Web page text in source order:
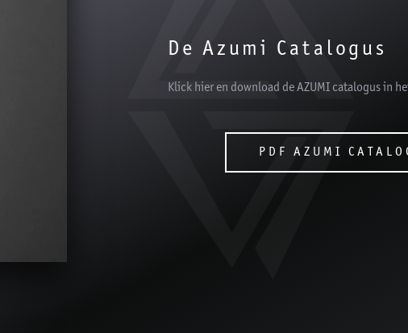
De Azumi Catalogus
Klick hier en download de AZUMI catalogus in
PDF AZUMI